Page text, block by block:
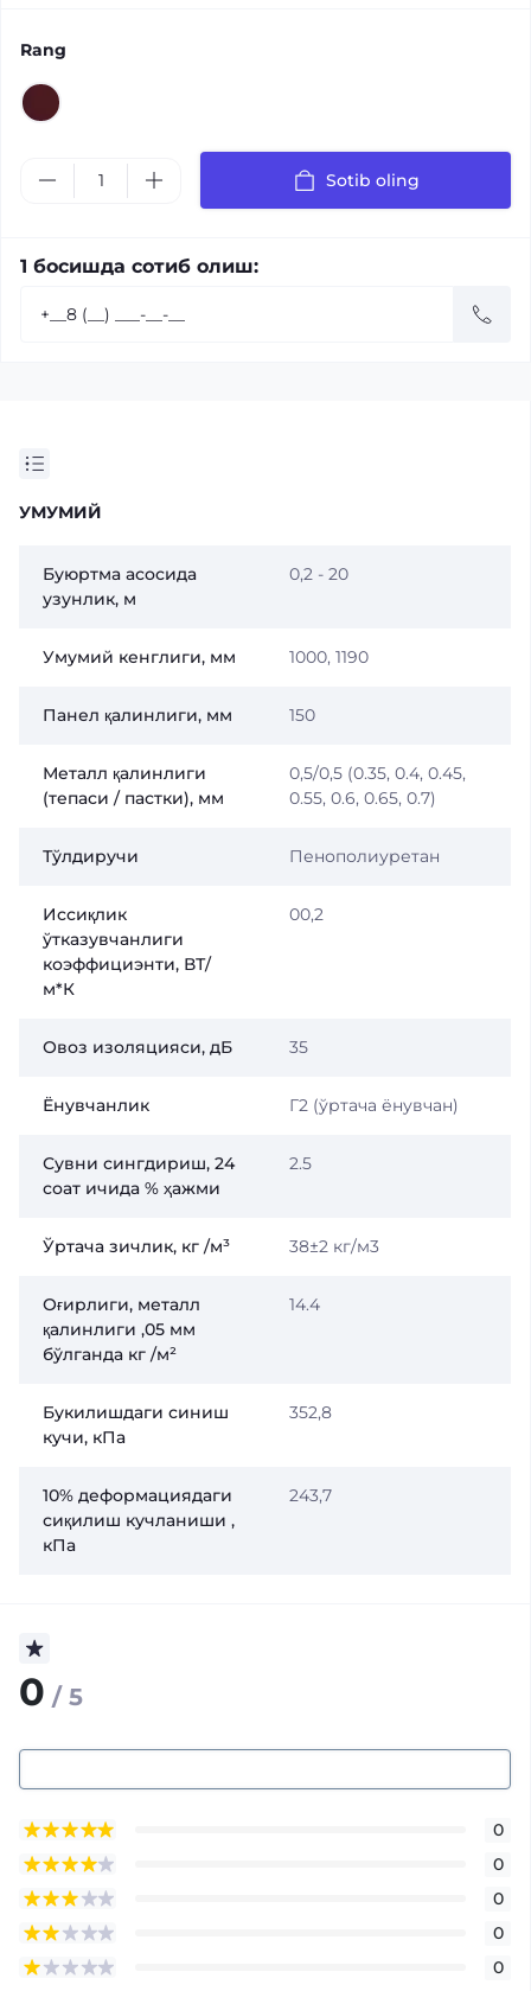
Rang
Sotib oling
1 босишда сотиб олиш:
УМУМИЙ
Буюртма асосида
узунлик, м
0,2 - 20
Умумий кенглиги, мм 1000, 1190
Панел қалинлиги, мм 150
Металл қалинлиги
(тепаси / пастки), мм
0,5/0,5 (0.35, 0.4, 0.45,
0.55, 0.6, 0.65, 0.7)
Тўлдиручи Пенополиуретан
Иссиқлик
ўтказувчанлиги
коэффициэнти, ВТ/
м*К
00,2
Овоз изоляцияси, дБ 35
Ёнувчанлик Г2 (ўртача ёнувчан)
Сувни сингдириш, 24
соат ичида % ҳажми
2.5
Ўртача зичлик, кг /м³ 38±2 кг/м3
Оғирлиги, металл
қалинлиги ,05 мм
бўлганда кг /м²
14.4
Букилишдаги синиш
кучи, кПа
352,8
10% деформациядаги
сиқилиш кучланиши ,
кПа
243,7
0 / 5
0
0
0
0
0